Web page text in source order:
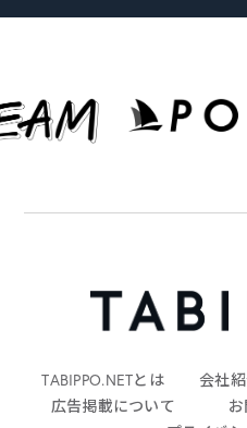
TABIPPO.NETとは 会社
広告掲載について